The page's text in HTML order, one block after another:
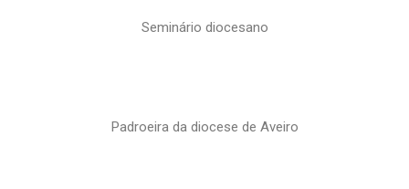
Seminário diocesano
Padroeira da diocese de Aveiro